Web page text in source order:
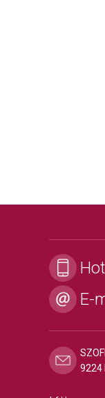
E-
9224